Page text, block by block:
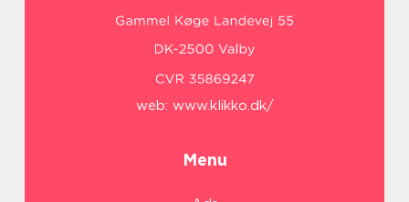
web: www.klikko.dk/
Menu